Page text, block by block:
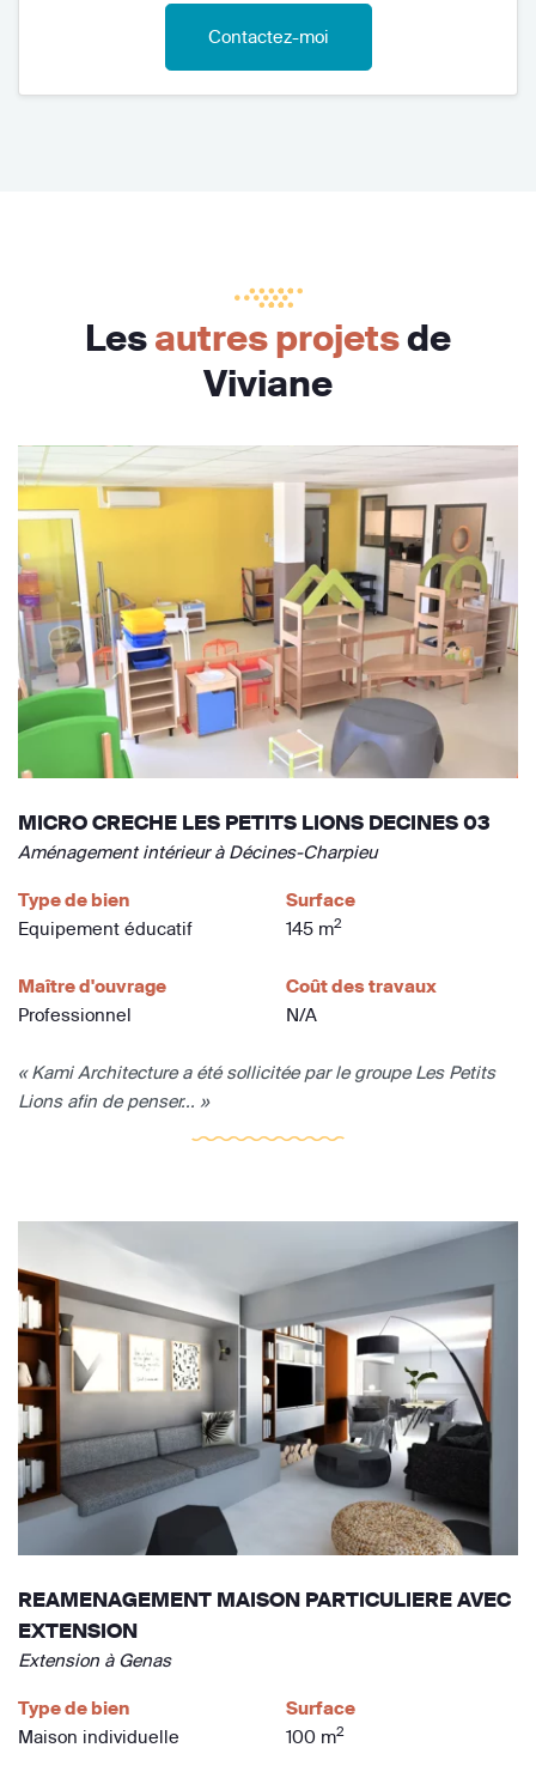
Contactez-moi
Lesautres projetsde
Viviane
MICRO CRECHE LES PETITS LIONS DECINES 03
Aménagement intérieur à Décines-Charpieu
Type de bien
Equipement éducatif
Surface
145 m2
Maître d'ouvrage
Professionnel
Coût des travaux
N/A
« Kami Architecture a été sollicitée par le groupe Les Petits
Lions afin de penser... »
REAMENAGEMENT MAISON PARTICULIERE AVEC
EXTENSION
Extension à Genas
Type de bien
Maison individuelle
Surface
100 m2